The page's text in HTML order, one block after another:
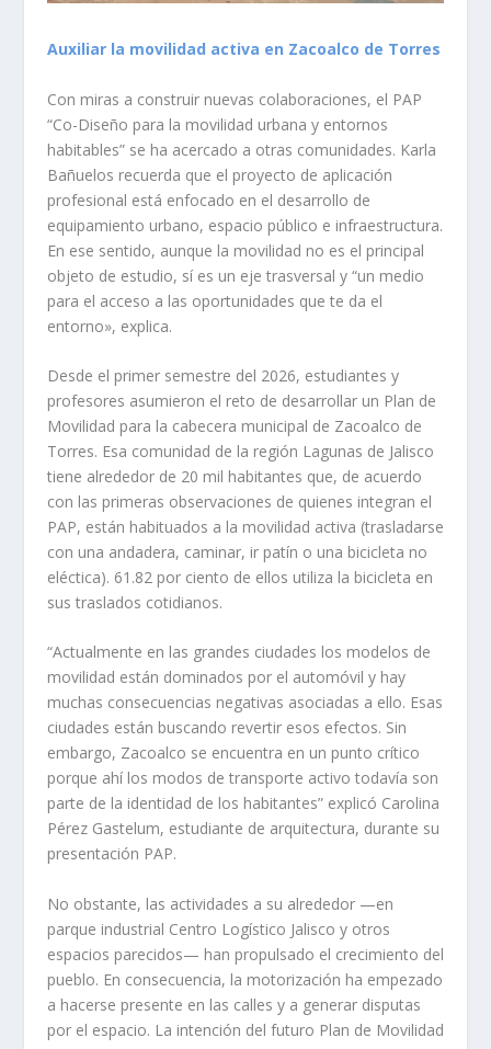
Auxiliar la movilidad activa en Zacoalco de Torres
Con miras a construir nuevas colaboraciones, el PAP
“Co-Diseño para la movilidad urbana y entornos
habitables” se ha acercado a otras comunidades. Karla
Bañuelos recuerda que el proyecto de aplicación
profesional está enfocado en el desarrollo de
equipamiento urbano, espacio público e infraestructura.
En ese sentido, aunque la movilidad no es el principal
objeto de estudio, sí es un eje trasversal y “un medio
para el acceso a las oportunidades que te da el
entorno», explica.
Desde el primer semestre del 2026, estudiantes y
profesores asumieron el reto de desarrollar un Plan de
Movilidad para la cabecera municipal de Zacoalco de
Torres. Esa comunidad de la región Lagunas de Jalisco
tiene alrededor de 20 mil habitantes que, de acuerdo
con las primeras observaciones de quienes integran el
PAP, están habituados a la movilidad activa (trasladarse
con una andadera, caminar, ir patín o una bicicleta no
eléctica). 61.82 por ciento de ellos utiliza la bicicleta en
sus traslados cotidianos.
“Actualmente en las grandes ciudades los modelos de
movilidad están dominados por el automóvil y hay
muchas consecuencias negativas asociadas a ello. Esas
ciudades están buscando revertir esos efectos. Sin
embargo, Zacoalco se encuentra en un punto crítico
porque ahí los modos de transporte activo todavía son
parte de la identidad de los habitantes” explicó Carolina
Pérez Gastelum, estudiante de arquitectura, durante su
presentación PAP.
No obstante, las actividades a su alrededor —en
parque industrial Centro Logístico Jalisco y otros
espacios parecidos— han propulsado el crecimiento del
pueblo. En consecuencia, la motorización ha empezado
a hacerse presente en las calles y a generar disputas
por el espacio. La intención del futuro Plan de Movilidad